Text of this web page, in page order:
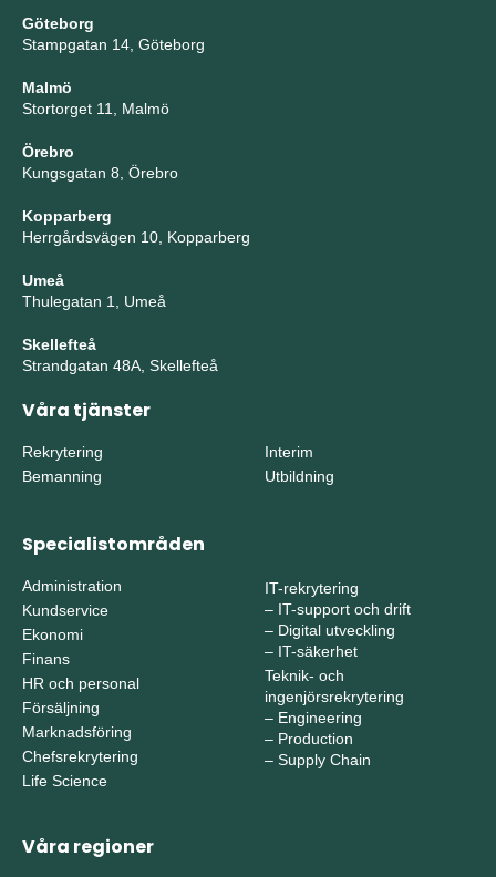
Göteborg
Stampgatan 14, Göteborg
Malmö
Stortorget 11, Malmö
Örebro
Kungsgatan 8, Örebro
Kopparberg
Herrgårdsvägen 10, Kopparberg
Umeå
Thulegatan 1, Umeå
Skellefteå
Strandgatan 48A, Skellefteå
Våra tjänster
Rekrytering
Bemanning
Interim
Utbildning
Specialistområden
Administration
Kundservice
Ekonomi
Finans
HR och personal
Försäljning
Marknadsföring
Chefsrekrytering
Life Science
IT-rekrytering
– IT-support och drift
– Digital utveckling
– IT-säkerhet
Teknik- och
ingenjörsrekrytering
– Engineering
– Production
– Supply Chain
Våra regioner